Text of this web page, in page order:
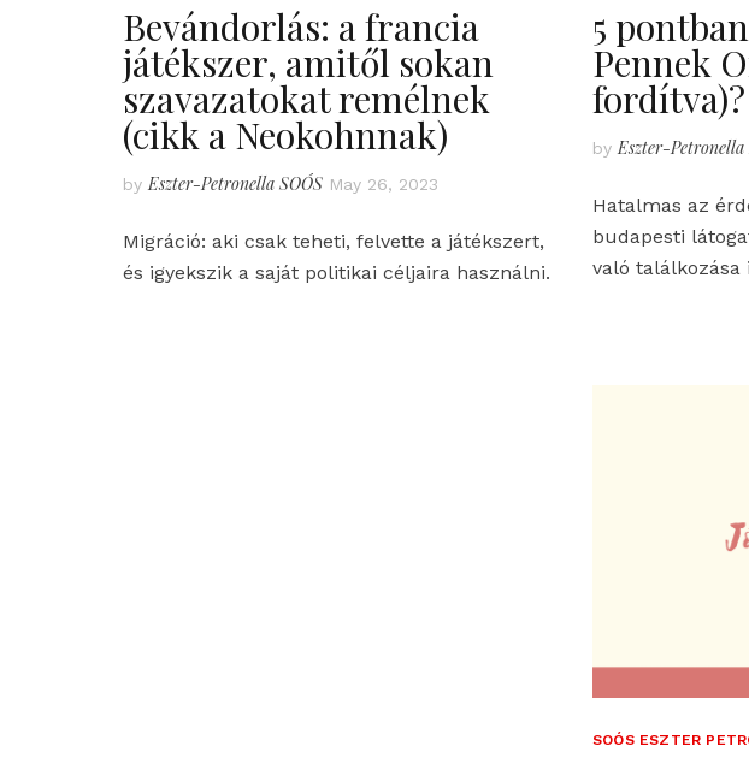
Bevándorlás: a francia
játékszer, amitől sokan
szavazatokat remélnek
(cikk a Neokohnnak)
by Eszter-Petronella SOÓS May 26, 2023
Migráció: aki csak teheti, felvette a játékszert,
és igyekszik a saját politikai céljaira használni.
5
Pennek
fordítva)?
by Eszter-Petronella
Hatalmas az
budapesti
való találkozása
SOÓS ESZTER